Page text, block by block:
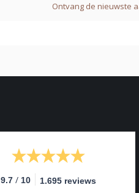
Ontvang de nieuwste
9.7 / 10 1.695 reviews